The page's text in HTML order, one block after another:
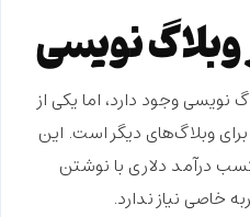
نویسی
نویسی وجود دارد، اما یکی از
وبلاگ‌های دیگر است. این
درآمد دلاری با نوشتن
خاصی نیاز ندارد.